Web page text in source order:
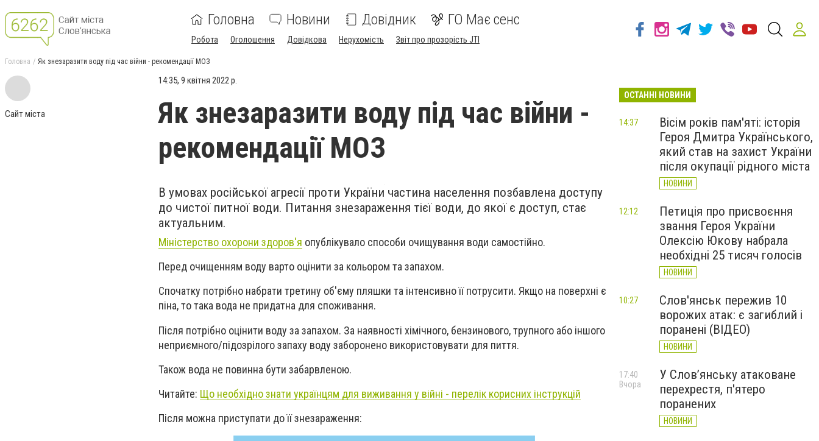
Головна Новини Довідник ГО Має сенс
Робота Оголошення Довідкова Нерухомість Звіт про прозорість JTI
Головна Як знезаразити воду під час війни - рекомендації МОЗ
Сайт міста
14:35, 9 квітня 2022 р.
Як знезаразити воду під час війни -
рекомендації МОЗ
В умовах російської агресії проти України частина населення позбавлена доступу
до чистої питної води. Питання знезараження тієї води, до якої є доступ, стає
актуальним.
Міністерство охорони здоров'я опублікувало способи очищування води самостійно.
Перед очищенням воду варто оцінити за кольором та запахом.
Спочатку потрібно набрати третину об'єму пляшки та інтенсивно її потрусити. Якщо на поверхні є
піна, то така вода не придатна для споживання.
Після потрібно оцінити воду за запахом. За наявності хімічного, бензинового, трупного або іншого
неприємного/підозрілого запаху воду заборонено використовувати для пиття.
Також вода не повинна бути забарвленою.
Читайте: Що необхідно знати українцям для виживання у війні - перелік корисних інструкцій
Після можна приступати до її знезараження:
ОСТАННІ НОВИНИ
Вісім років пам'яті: історія
Героя Дмитра Українського,
який став на захист України
після окупації рідного міста
НОВИНИ
14:37
Петиція про присвоєння
звання Героя України
Олексію Юкову набрала
необхідні 25 тисяч голосів
НОВИНИ
12:12
Слов'янськ пережив 10
ворожих атак: є загиблий і
поранені (ВІДЕО)
НОВИНИ
10:27
У Слов’янську атаковане
перехрестя, п'ятеро
поранених
НОВИНИ
17:40
Вчора